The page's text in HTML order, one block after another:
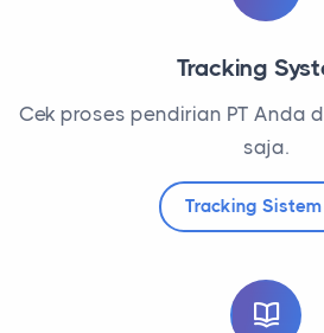
Tracking
Cek proses pendirian PT Anda
saja.
Tracking Sistem